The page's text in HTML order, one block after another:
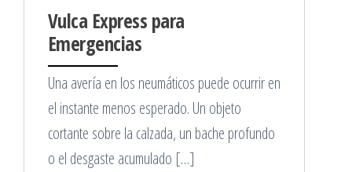
Vulca Express para
Emergencias
Una avería en los neumáticos puede ocurrir en
el instante menos esperado. Un objeto
cortante sobre la calzada, un bache profundo
o el desgaste acumulado […]